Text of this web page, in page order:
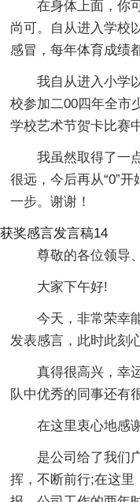
在身体上面，你
尚可。自从进入学校
感冒，每年体育成绩
我自从进入小学
校参加二00四年全市
学校艺术节贺卡比赛
我虽然取得了一
很远，今后再从“0”
一步。谢谢！
获奖感言发言稿14
尊敬的各位领导
大家下午好!
今天，非常荣幸
发表感言，此时此刻
真得很高兴，幸
队中优秀的同事还有
在这里衷心地感
是公司给了我们
挥，不断前行;在这里